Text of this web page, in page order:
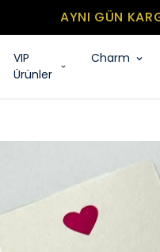
MİNİMUM SEPET
VIP
Ürünler
Charm